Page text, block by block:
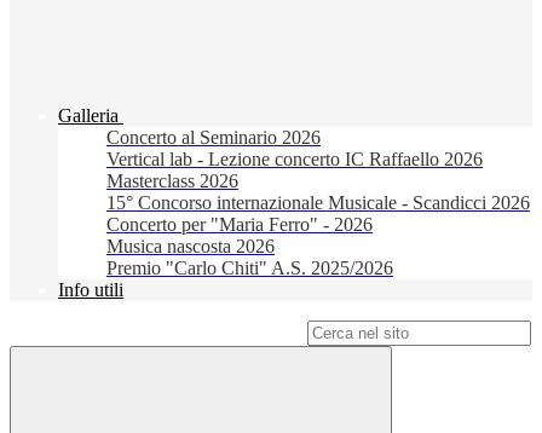
Galleria
Concerto al Seminario 2026
Vertical lab - Lezione concerto IC Raffaello 2026
Masterclass 2026
15° Concorso internazionale Musicale - Scandicci 2026
Concerto per "Maria Ferro" - 2026
Musica nascosta 2026
Premio "Carlo Chiti" A.S. 2025/2026
Info utili